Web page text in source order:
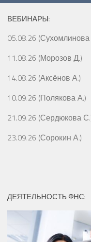
ВЕБИНАРЫ:
05.08.26 (Сухомлинова
11.08.26 (Морозов Д.)
14.08.26 (Аксёнов А.)
10.09.26 (Полякова А.)
21.09.26 (Сердюкова
23.09.26 (Сорокин А.)
ДЕЯТЕЛЬНОСТЬ ФНС: